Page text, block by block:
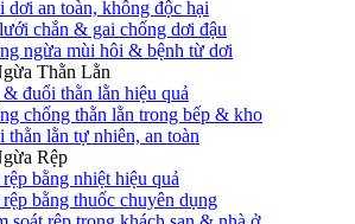
dơi an toàn, không độc hại
chắn & gai chống dơi đậu
ngừa mùi hôi & bệnh từ dơi
Thằn Lằn
đuổi thằn lằn hiệu quả
chống thằn lằn trong bếp & kho
thằn lằn tự nhiên, an toàn
Rệp
bằng nhiệt hiệu quả
bằng thuốc chuyên dụng